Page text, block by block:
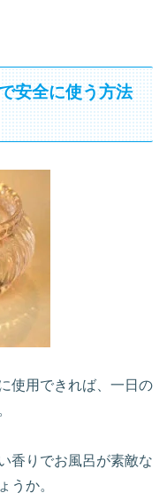
安全に使う方法
使用できれば、一日の
香りでお風呂が素敵な
うか。